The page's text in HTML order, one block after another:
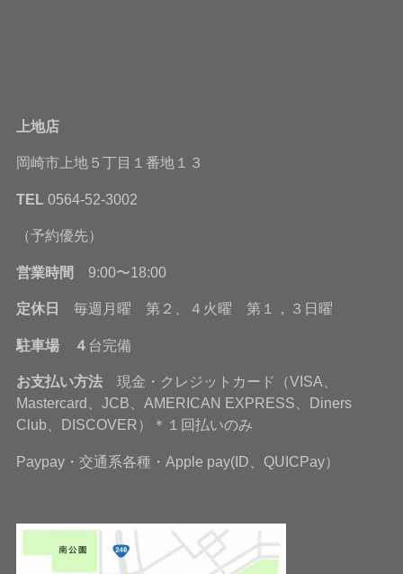
上地店
岡崎市上地５丁目１番地１３
TEL 0564-52-3002
（予約優先）
営業時間 9:00〜18:00
定休日 毎週月曜 第２、４火曜 第１，３日曜
駐車場 ４ 台完備
お支払い方法現金・クレジットカード（VISA、
Mastercard、JCB、AMERICAN EXPRESS、Diners
Club、DISCOVER）＊１回払いのみ
Paypay・交通系各種・Apple pay(ID、QUICPay）